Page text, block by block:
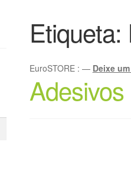
Etiqueta:
EuroSTORE : — Deixe